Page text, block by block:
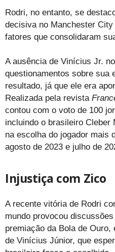
Rodri, no entanto, se
decisiva no Manchester
fatores que consolidaram
A ausência de Vinícius Jr.
questionamentos sobre sua
resultado, já que ele era
Realizada pela revista
contou com o voto de 100
incluindo o brasileiro Cleber
na escolha do jogador mais
agosto de 2023 e julho de
Injustiça com Zico
A recente vitória de Rodri
mundo provocou
premiação da Bola de
de Vinícius Júnior, que